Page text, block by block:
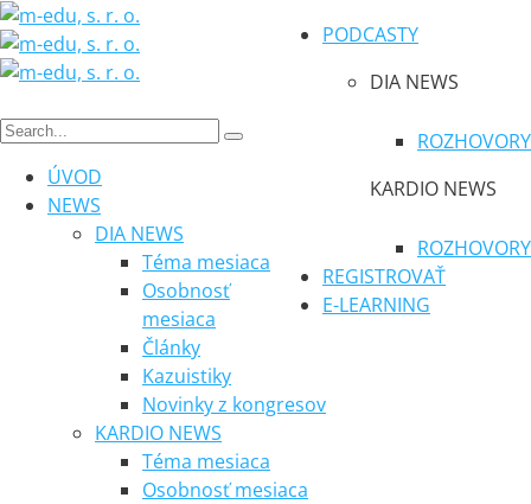
PODCASTY
DIA NEWS
ROZHOVORY
KARDIO NEWS
ROZHOVORY
REGISTROVAŤ
E-LEARNING
ÚVOD
NEWS
DIA NEWS
Téma mesiaca
Osobnosť
mesiaca
Články
Kazuistiky
Novinky z kongresov
KARDIO NEWS
Téma mesiaca
Osobnosť mesiaca